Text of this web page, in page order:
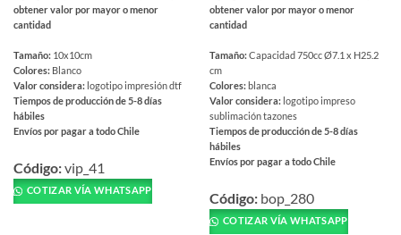
obtener valor por mayor o menor
cantidad
Tamaño: 10x10cm
Colores: Blanco
Valor considera: logotipo impresión dtf
Tiempos de producción de 5-8 días
hábiles
Envíos por pagar a todo Chile
producto
tiene
múltiples
Código:vip_41
COTIZAR VÍA WHATSAPP
obtener valor por mayor o menor
cantidad
Tamaño:Capacidad 750cc Ø7.1 x H25.2
cm
Colores: blanca
Valor considera: logotipo impreso
sublimación tazones
Tiempos de producción de 5-8 días
hábiles
Envíos por pagar a todo Chile
producto
tiene
Código: bop_280
COTIZAR VÍA WHATSAPP